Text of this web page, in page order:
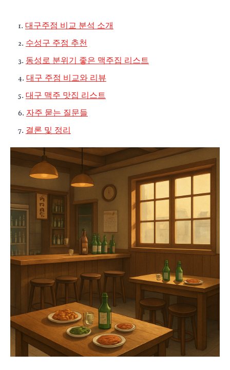
대구주점 비교 분석 소개
수성구 주점 추천
동성로 분위기 좋은 맥주집 리스트
대구 주점 비교와 리뷰
대구 맥주 맛집 리스트
자주 묻는 질문들
결론 및 정리